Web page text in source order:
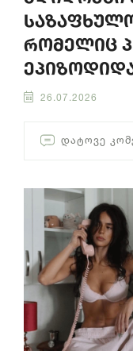
რომელიც
26.07.2026
ᲓᲐᲢᲝᲕᲔ